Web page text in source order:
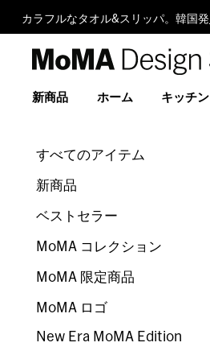
カラフルなタオル&スリッパ。韓国発
新商品 ホーム キッチン
すべてのアイテム
新商品
ベストセラー
MoMA コレクション
MoMA 限定商品
MoMA ロゴ
New Era MoMA Edition